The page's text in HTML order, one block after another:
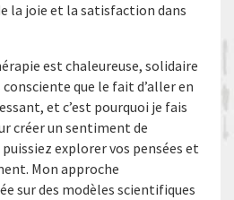
la joie et la satisfaction dans
est chaleureuse, solidaire
que le fait d’aller en
et c’est pourquoi je fais
créer un sentiment de
explorer vos pensées et
Mon approche
sur des modèles scientifiques